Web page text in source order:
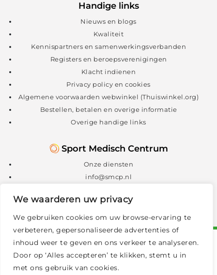
We waarderen uw privacy
We gebruiken cookies om uw browse-ervaring te
verbeteren, gepersonaliseerde advertenties of
inhoud weer te geven en ons verkeer te analyseren.
Door op ‘Alles accepteren’ te klikken, stemt u in
met ons gebruik van cookies.
Handige links
Nieuws en blogs
Kwaliteit
Kennispartners en samenwerkingsverbanden
Registers en beroepsverenigingen
Klacht indienen
Privacy policy en cookies
Algemene voorwaarden webwinkel (Thuiswinkel.org)
Bestellen, betalen en overige informatie
Overige handige links
Sport Medisch Centrum
Onze diensten
info@smcp.nl